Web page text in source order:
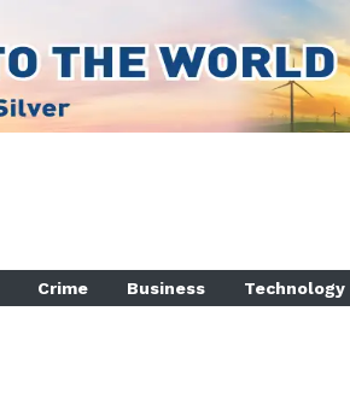
Crime Business Technology